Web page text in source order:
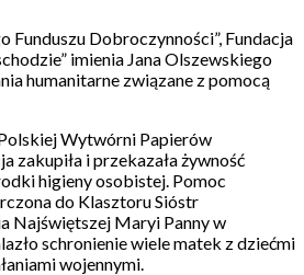
Funduszu Dobroczynności”, Fundacja
imienia Jana Olszewskiego
humanitarne związane z pomocą
Wytwórni Papierów
zakupiła i przekazała żywność
higieny osobistej. Pomoc
do Klasztoru Sióstr
Najświętszej Maryi Panny w
schronienie wiele matek z dziećmi
wojennymi.